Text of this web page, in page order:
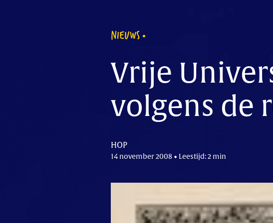
NIEUWS
Vrije
volgens de
HOP
14 november 2008 • Leestijd: 2 min